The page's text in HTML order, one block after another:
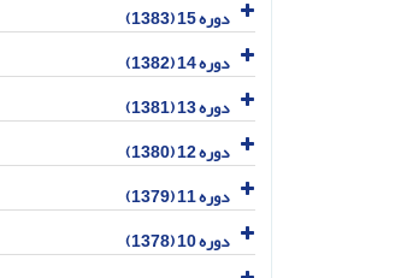
دوره 15 (1383)
دوره 14 (1382)
دوره 13 (1381)
دوره 12 (1380)
دوره 11 (1379)
دوره 10 (1378)